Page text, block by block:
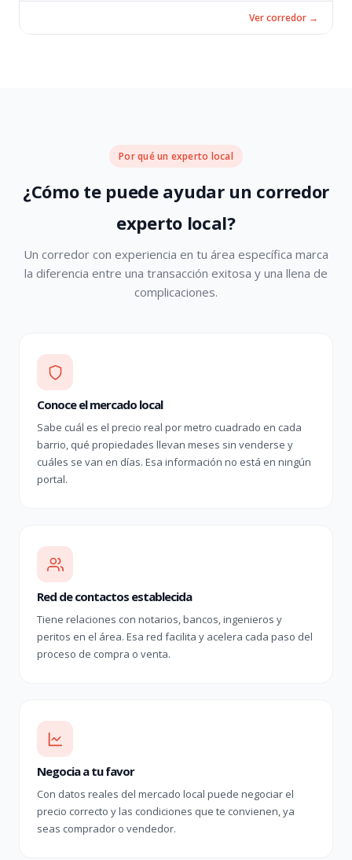
Ver corredor →
Por qué un experto local
¿Cómo te puede ayudar un corredor
experto local?
Un corredor con experiencia en tu área específica marca
la diferencia entre una transacción exitosa y una llena de
complicaciones.
Conoce el mercado local
Sabe cuál es el precio real por metro cuadrado en cada
barrio, qué propiedades llevan meses sin venderse y
cuáles se van en días. Esa información no está en ningún
portal.
Red de contactos establecida
Tiene relaciones con notarios, bancos, ingenieros y
peritos en el área. Esa red facilita y acelera cada paso del
proceso de compra o venta.
Negocia a tu favor
Con datos reales del mercado local puede negociar el
precio correcto y las condiciones que te convienen, ya
seas comprador o vendedor.